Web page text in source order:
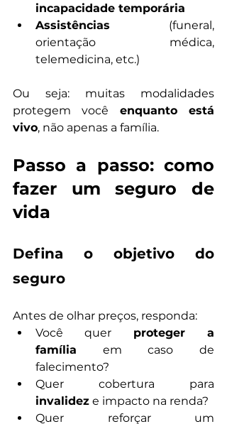
incapacidade temporária
Assistências (funeral,
orientação médica,
telemedicina, etc.)
Ou seja: muitas modalidades
protegem você enquanto está
vivo, não apenas a família.
Passo a passo: como
fazer um seguro de
vida
Defina o objetivo do
seguro
Antes de olhar preços, responda:
Você quer proteger a
família em caso de
falecimento?
invalidez e impacto na renda?
Quer reforçar um